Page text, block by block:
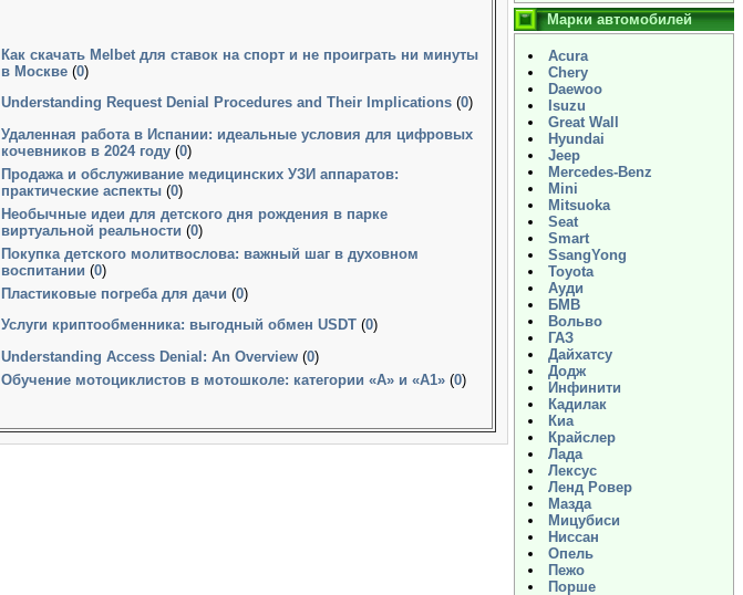
Как скачать Melbet для ставок на спорт и не проиграть ни минуты
в Москве (0)
Understanding Request Denial Procedures and Their Implications (0)
Удаленная работа в Испании: идеальные условия для цифровых
кочевников в 2024 году (0)
Продажа и обслуживание медицинских УЗИ аппаратов:
практические аспекты (0)
Необычные идеи для детского дня рождения в парке
виртуальной реальности (0)
Покупка детского молитвослова: важный шаг в духовном
воспитании (0)
Пластиковые погреба для дачи (0)
Услуги криптообменника: выгодный обмен USDT (0)
Understanding Access Denial: An Overview (0)
Обучение мотоциклистов в мотошколе: категории «А» и «А1» (0)
Марки автомобилей
Acura
Chery
Daewoo
Isuzu
Great Wall
Hyundai
Jeep
Mercedes-Benz
Mini
Mitsuoka
Seat
Smart
SsangYong
Toyota
Ауди
БМВ
Вольво
ГАЗ
Дайхатсу
Додж
Инфинити
Кадилак
Киа
Крайслер
Лада
Лексус
Ленд Ровер
Мазда
Мицубиси
Ниссан
Опель
Пежо
Порше